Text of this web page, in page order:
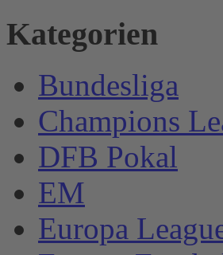
Kategorien
Bundesliga
Champions
DFB Pokal
EM
Europa